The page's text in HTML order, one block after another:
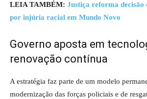
LEIA TAMBÉM: Justiça reforma decisão
por injúria racial em Mundo Novo
Governo aposta em
renovação contínua
A estratégia faz parte de um modelo
modernização das forças policiais e de